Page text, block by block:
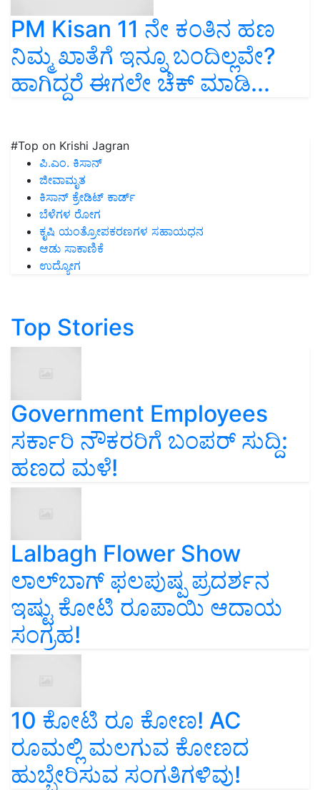
PM Kisan 11 ನೇ ಕಂತಿನ ಹಣ
ನಿಮ್ಮ ಖಾತೆಗೆ ಇನ್ನೂ ಬಂದಿಲ್ಲವೇ?
ಹಾಗಿದ್ದರೆ ಈಗಲೇ ಚೆಕ್‌ ಮಾಡಿ...
#Top on Krishi Jagran
ಪಿ.ಎಂ. ಕಿಸಾನ್
ಜೀವಾಮೃತ
ಕಿಸಾನ್ ಕ್ರೇಡಿಟ್ ಕಾರ್ಡ್
ಬೆಳೆಗಳ ರೋಗ
ಕೃಷಿ ಯಂತ್ರೋಪಕರಣಗಳ ಸಹಾಯಧನ
ಆಡು ಸಾಕಾಣಿಕೆ
ಉದ್ಯೋಗ
Top Stories
Government Employees
ಸರ್ಕಾರಿ ನೌಕರರಿಗೆ ಬಂಪರ್‌ ಸುದ್ದಿ:
ಹಣದ ಮಳೆ!
Lalbagh Flower Show
ಲಾಲ್‌ಬಾಗ್ ಫಲಪುಷ್ಪ ಪ್ರದರ್ಶನ
ಇಷ್ಟು ಕೋಟಿ ರೂಪಾಯಿ ಆದಾಯ
ಸಂಗ್ರಹ!
10 ಕೋಟಿ ರೂ ಕೋಣ! AC
ರೂಮಲ್ಲಿ ಮಲಗುವ ಕೋಣದ
ಹುಬ್ಬೇರಿಸುವ ಸಂಗತಿಗಳಿವು!